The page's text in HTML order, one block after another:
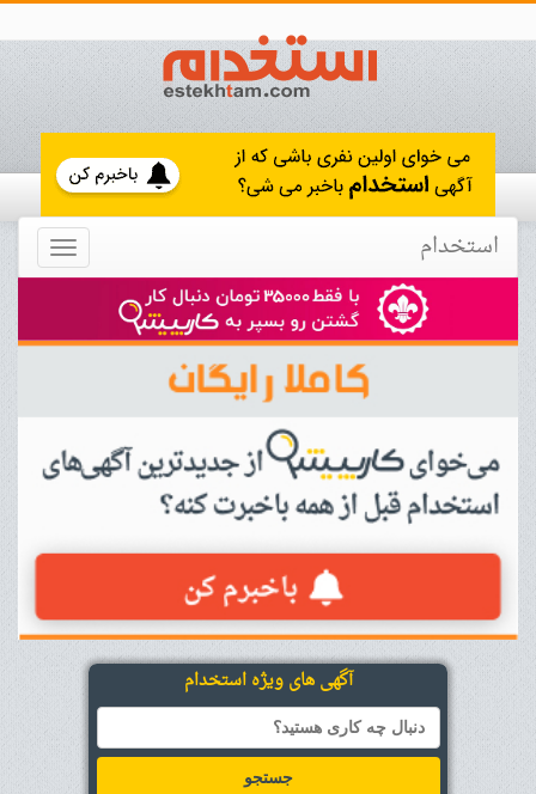
Toggle استخدام
آگهی های ویژه استخدام
جستجو